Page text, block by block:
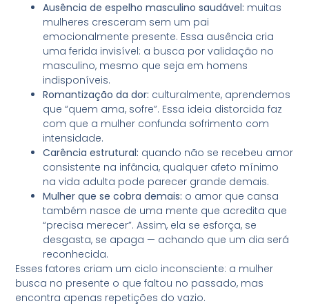
Ausência de espelho masculino saudável: muitas
mulheres cresceram sem um pai
emocionalmente presente. Essa ausência cria
uma ferida invisível: a busca por validação no
masculino, mesmo que seja em homens
indisponíveis.
Romantização da dor: culturalmente, aprendemos
que “quem ama, sofre”. Essa ideia distorcida faz
com que a mulher confunda sofrimento com
intensidade.
Carência estrutural: quando não se recebeu amor
consistente na infância, qualquer afeto mínimo
na vida adulta pode parecer grande demais.
Mulher que se cobra demais: o amor que cansa
também nasce de uma mente que acredita que
“precisa merecer”. Assim, ela se esforça, se
desgasta, se apaga — achando que um dia será
reconhecida.
Esses fatores criam um ciclo inconsciente: a mulher
busca no presente o que faltou no passado, mas
encontra apenas repetições do vazio.